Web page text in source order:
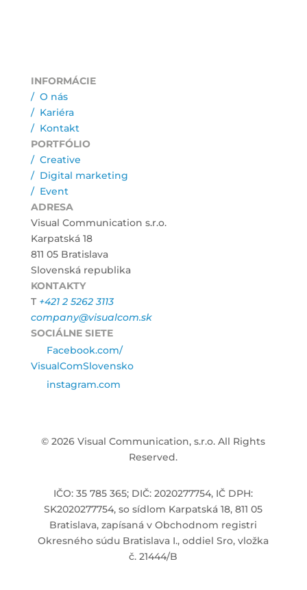
INFORMÁCIE
/ O nás
/ Kariéra
/ Kontakt
PORTFÓLIO
/ Creative
/ Digital marketing
/ Event
ADRESA
Visual Communication s.r.o.
Karpatská 18
811 05 Bratislava
Slovenská republika
KONTAKTY
T +421 2 5262 3113
company@visualcom.sk
SOCIÁLNE SIETE
Facebook.com/
VisualComSlovensko
instagram.com
© 2026 Visual Communication, s.r.o. All Rights
Reserved.
IČO: 35 785 365; DIČ: 2020277754, IČ DPH:
SK2020277754, so sídlom Karpatská 18, 811 05
Bratislava, zapísaná v Obchodnom registri
Okresného súdu Bratislava I., oddiel Sro, vložka
č. 21444/B